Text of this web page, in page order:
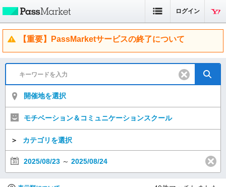
ログイン
【重要】PassMarketサービスの終了について
開催地を選択
モチベーション＆コミュニケーションスクール
＞ カテゴリを選択
2025/08/23 ～ 2025/08/24